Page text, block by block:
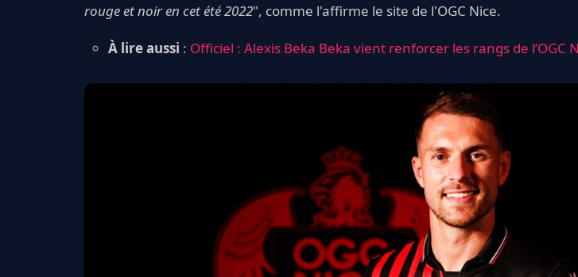
rouge et noir en cet été 2022", comme l'affirme le site de l'OGC Nice.
À lire aussi : Officiel : Alexis Beka Beka vient renforcer les rangs de l’OGC